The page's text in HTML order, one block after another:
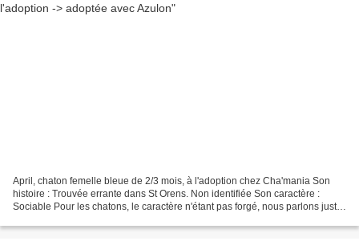
April, chaton femelle bleue de 2/3 mois, à l'adoption chez Cha'mania Son
histoire : Trouvée errante dans St Orens. Non identifiée Son caractère :
Sociable Pour les chatons, le caractère n'étant pas forgé, nous parlons juste